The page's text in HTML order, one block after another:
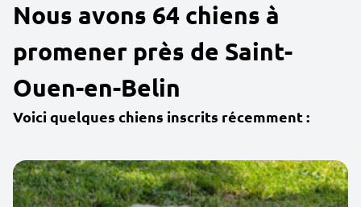
Nous avons 64 chiens à
promener près de Saint-
Ouen-en-Belin
Voici quelques chiens inscrits récemment :